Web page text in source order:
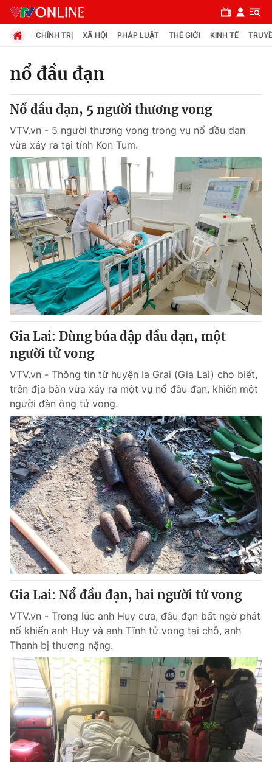
Chuyên mục
Xã hội
Pháp luật
Y tế
Thế giới
Tin tức
Thế giới đó đây
Câu chuyện quốc tế
Kinh tế
Tài chính
Thị trường
Góc doanh nghiệp
Dữ liệu và đời sống
Truyền hình
Phim VTV
Hậu trường
Nhân vật
Khán giả
Giải sao mai
Giải trí
Điện ảnh
Âm nhạc
Sao
Đời sống
Du lịch
Làm đẹp
Chất lượng cuộc sống
Giáo dục
Tuyển sinh
Học trực tuyến
Công nghệ
Hitech Công nghệ tương lai
Sản phẩm
Thị trường
Giao lưu trực tuyến
Lịch phát sóng
Chuyên mục khác
Emagazine
Photo Infographic
Video Shorts video
VTV Money VTV Thể thao
CHÍNH TRỊ XÃ HỘI PHÁP LUẬT THẾ GIỚI KINH TẾ
nổ đầu đạn
Nổ đầu đạn, 5 người thương vong
VTV.vn - 5 người thương vong trong vụ nổ đầu đạn
vừa xảy ra tại tỉnh Kon Tum.
Gia Lai: Dùng búa đập đầu đạn, một
người tử vong
VTV.vn - Thông tin từ huyện Ia Grai (Gia Lai) cho biết,
trên địa bàn vừa xảy ra một vụ nổ đầu đạn, khiến một
người đàn ông tử vong.
Gia Lai: Nổ đầu đạn, hai người tử vong
VTV.vn - Trong lúc anh Huy cưa, đầu đạn bất ngờ phát
nổ khiến anh Huy và anh Tĩnh tử vong tại chỗ, anh
Thanh bị thương nặng.